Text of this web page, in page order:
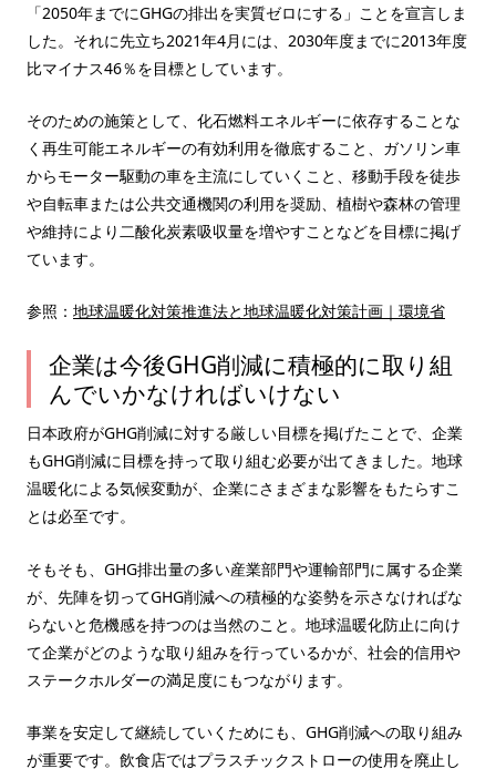
「2050年までにGHGの排出を実質ゼロにする」ことを宣言しま
した。それに先立ち2021年4月には、2030年度までに2013年度
比マイナス46％を目標としています。
そのための施策として、化石燃料エネルギーに依存することな
く再生可能エネルギーの有効利用を徹底すること、ガソリン車
からモーター駆動の車を主流にしていくこと、移動手段を徒歩
や自転車または公共交通機関の利用を奨励、植樹や森林の管理
や維持により二酸化炭素吸収量を増やすことなどを目標に掲げ
ています。
参照： 地球温暖化対策推進法と地球温暖化対策計画｜環境省
企業は今後GHG削減に積極的に取り組
んでいかなければいけない
日本政府がGHG削減に対する厳しい目標を掲げたことで、企業
もGHG削減に目標を持って取り組む必要が出てきました。地球
温暖化による気候変動が、企業にさまざまな影響をもたらすこ
とは必至です。
そもそも、GHG排出量の多い産業部門や運輸部門に属する企業
が、先陣を切ってGHG削減への積極的な姿勢を示さなければな
らないと危機感を持つのは当然のこと。地球温暖化防止に向け
て企業がどのような取り組みを行っているかが、社会的信用や
ステークホルダーの満足度にもつながります。
事業を安定して継続していくためにも、GHG削減への取り組み
が重要です。飲食店ではプラスチックストローの使用を廃止し